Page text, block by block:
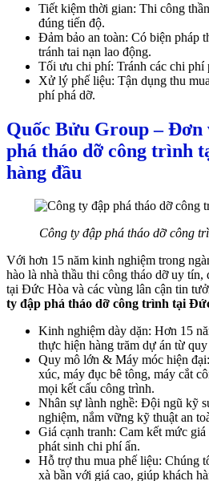
Tiết kiệm thời gian: Thi công
đúng tiến độ.
Đảm bảo an toàn: Có biện pháp
tránh tai nạn lao động.
Tối ưu chi phí: Tránh các chi phí
Xử lý phế liệu: Tận dụng thu
phí phá dỡ.
Quốc Bửu Group – Đơn
phá tháo dỡ công trình
hàng đầu
Công ty đập phá tháo dỡ công
Với hơn 15 năm kinh nghiệm trong
hào là nhà thầu thi công tháo dỡ uy tín,
tại Đức Hòa và các vùng lân cận tin
ty đập phá tháo dỡ công trình tại
Kinh nghiệm dày dặn: Hơn 15
thực hiện hàng trăm dự án từ
Quy mô lớn & Máy móc hiện
xúc, máy đục bê tông, máy cắt
mọi kết cấu công trình.
Nhân sự lành nghề: Đội ngũ kỹ
nghiệm, nắm vững kỹ thuật an
Giá cạnh tranh: Cam kết mức
phát sinh chi phí ẩn.
Hỗ trợ thu mua phế liệu: Chúng
xà bần với giá cao, giúp khách